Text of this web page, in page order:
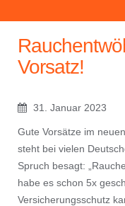
Vorsatz!
31. Januar 2023
Gute Vorsätze im
steht bei vielen
Spruch besagt:
habe es schon 5x
Versicherungsschutz